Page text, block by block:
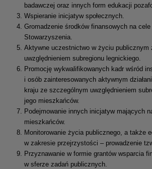
badawczej oraz innych form edukacji
Wspieranie inicjatyw społecznych.
Gromadzenie środków finansowych na
Stowarzyszenia.
Aktywne uczestnictwo w życiu publicznym
uwzględnieniem subregionu legnickiego.
Promocję wykwalifikowanych kadr wśród
i osób zainteresowanych aktywnym
kraju ze szczególnym uwzględnieniem
jego mieszkańców.
Podejmowanie innych inicjatyw mających
mieszkańców.
Monitorowanie życia publicznego, a także
w zakresie przejrzystości – prowadzenie
Przyznawanie w formie grantów wsparcia
w sferze zadań publicznych.